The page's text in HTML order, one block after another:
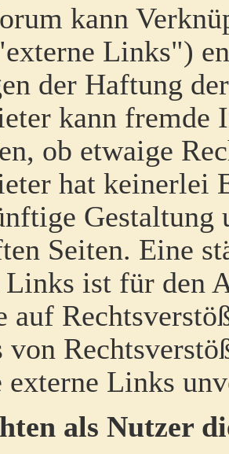
kann
Links")
der Haftung
kann fremde
ob etwaige
hat keinerlei
Gestaltung
Seiten. Eine
Links ist für den
auf
externe Links
als Nutzer